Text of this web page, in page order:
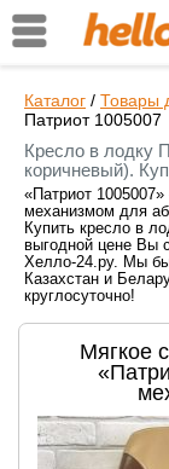
Каталог / Товары
Патриот 1005007
Кресло в лодку
коричневый).
«Патриот
механизмом для
Купить кресло в
выгодной цене Вы
Хелло-24.ру. Мы
Казахстан и
круглосуточно!
Мягкое